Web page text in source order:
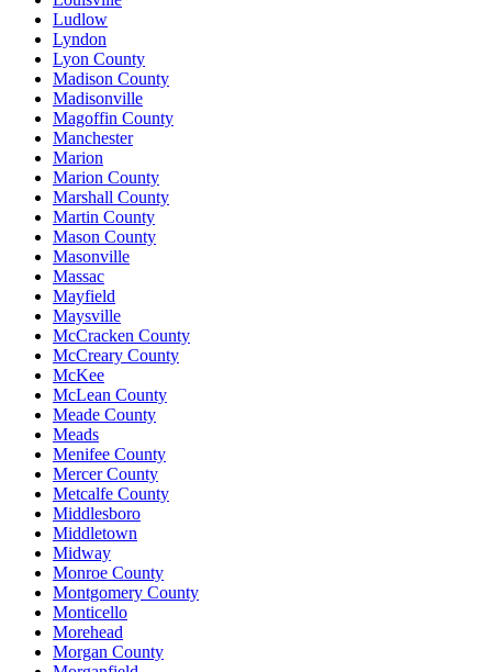
Ludlow
Lyndon
Lyon County
Madison County
Madisonville
Magoffin County
Manchester
Marion
Marion County
Marshall County
Martin County
Mason County
Masonville
Massac
Mayfield
Maysville
McCracken County
McCreary County
McKee
McLean County
Meade County
Meads
Menifee County
Mercer County
Metcalfe County
Middlesboro
Middletown
Midway
Monroe County
Montgomery County
Monticello
Morehead
Morgan County